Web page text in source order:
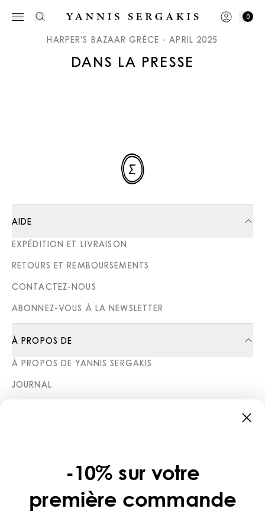
0
HARPER'S BAZAAR GRÈCE - APRIL 2025
DANS LA PRESSE
AIDE
EXPÉDITION ET LIVRAISON
RETOURS ET REMBOURSEMENTS
CONTACTEZ-NOUS
ABONNEZ-VOUS À LA NEWSLETTER
À PROPOS DE
À PROPOS DE YANNIS SERGAKIS
JOURNAL
POLITIQUE DE CONFIDENTIALITÉ
-10% sur votre
première commande